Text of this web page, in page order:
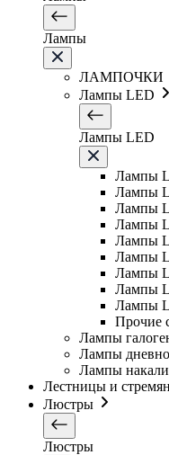
Лампы
ЛАМПОЧКИ
Лампы LED
Лампы LED
Лампы
Лампы
Лампы
Лампы
Лампы
Лампы
Лампы
Лампы
Лампы
Прочие
Лампы
Лампы
Лампы
Лестницы и
Люстры
Люстры